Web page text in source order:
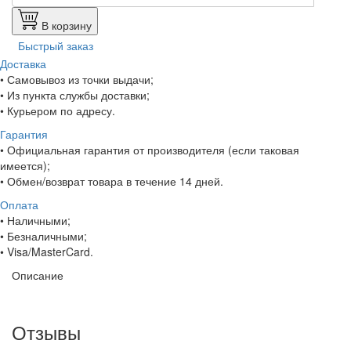
В корзину
Быстрый заказ
Доставка
• Самовывоз из точки выдачи;
• Из пункта службы доставки;
• Курьером по адресу.
Гарантия
• Официальная гарантия от производителя (если таковая
имеется);
• Обмен/возврат товара в течение 14 дней.
Оплата
• Наличными;
• Безналичными;
• Visa/MasterCard.
Описание
Отзывы